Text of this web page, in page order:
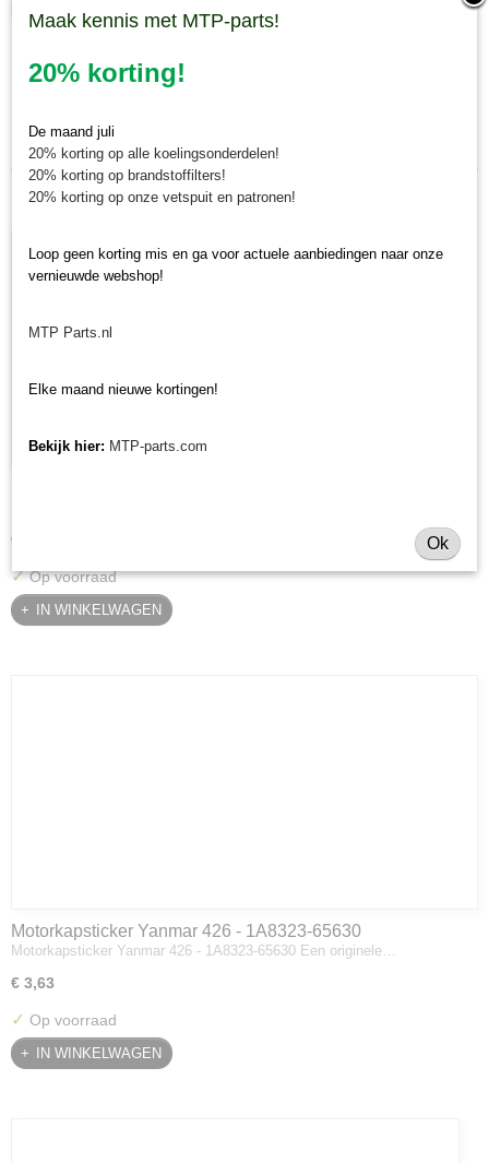
Laatst toegevoegd
€ 24,74
✓Op voorraad
IN WINKELWAGEN
Motorkapsticker Yanmar 426 - 1A8323-65630
Motorkapsticker Yanmar 426 - 1A8323-65630 Een originele…
€ 3,63
✓ Op voorraad
IN WINKELWAGEN
Maak kennis met MTP-parts!
20% korting!
De maand juli
20% korting op alle koelingsonderdelen!
20% korting op brandstoffilters!
20% korting op onze vetspuit en patronen!
Loop geen korting mis en ga voor actuele aanbiedingen naar onze
vernieuwde webshop!
MTP Parts.nl
Elke maand nieuwe kortingen!
Bekijk hier: MTP-parts.com
Ok